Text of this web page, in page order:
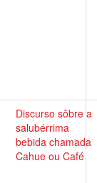
Discurso sôbre a
salubérrima
bebida chamada
Cahue ou Café